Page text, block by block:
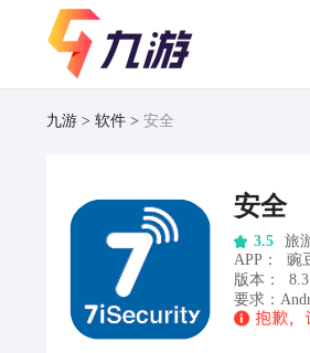
九游 软件 安全
安全
3.5
旅
APP ： 豌
版本：
要求：